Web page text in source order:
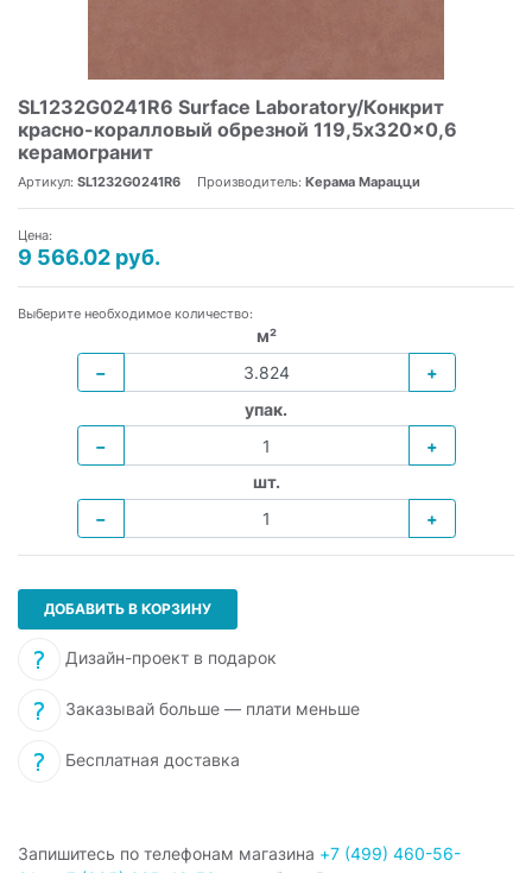
SL1232G0241R6 Surface Laboratory/Конкрит
красно-коралловый обрезной 119,5x320x0,6
керамогранит
Артикул: SL1232G0241R6 Производитель: Керама Марацци
Цена:
9 566.02 руб.
Выберите необходимое количество:
м²
−
+
упак.
−
+
шт.
−
+
ДОБАВИТЬ В КОРЗИНУ
Дизайн-проект в подарок
Заказывай больше — плати меньше
Бесплатная доставка
Запишитесь по телефонам магазина +7 (499) 460-56-